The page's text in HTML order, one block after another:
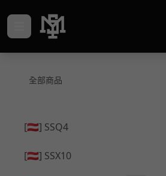
全部商品
[🇦🇹] SSQ4
[🇦🇹] SSX10